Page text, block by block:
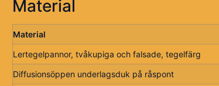
Material
Material
Lertegelpannor, tvåkupiga och falsade, tegelfärg
Diffusionsöppen underlagsduk på råspont